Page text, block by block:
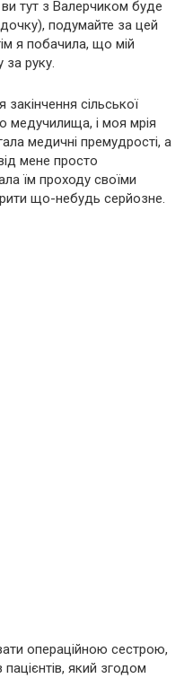
тут з Валерчиком буде
подумайте за цей
я побачила, що мій
руку.
закінчення сільської
медучилища, і моя мрія
медичні премудрості, а
мене просто
їм проходу своїми
що-небудь серйозне.
операційною сестрою,
який згодом